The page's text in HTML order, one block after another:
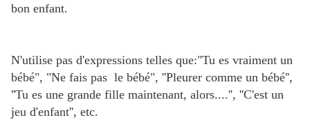
bon enfant.
N'utilise pas d'expressions telles que:"Tu es vraiment un
bébé", "Ne fais pas le bébé", ''Pleurer comme un bébé'',
''Tu es une grande fille maintenant, alors....'', ''C'est un
jeu d'enfant'', etc.